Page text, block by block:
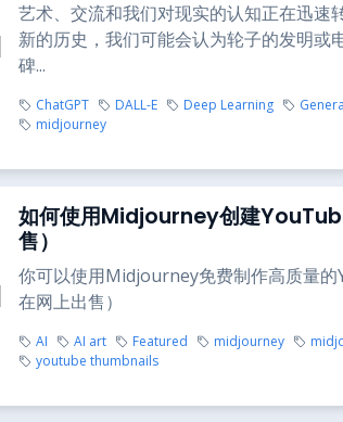
艺术、交流和我们对现实的认知正在迅速
新的历史，我们可能会认为轮子的发明或
碑...
ChatGPT DALL-E Deep Learning
midjourney
如何使用Midjourney创建
售）
你可以使用Midjourney免费制作高质量
在网上出售）
AI AI art Featured midjourney
youtube thumbnails